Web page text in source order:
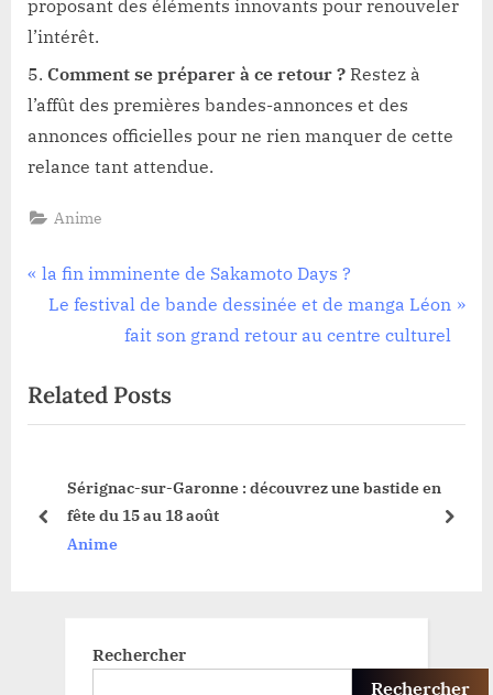
proposant des éléments innovants pour renouveler
l’intérêt.
Comment se préparer à ce retour ? Restez à
l’affût des premières bandes-annonces et des
annonces officielles pour ne rien manquer de cette
relance tant attendue.
Anime
Navigation
P
i
o
P
la fin imminente de Sakamoto Days ?
N
t
P
Le festival de bande dessinée et de manga Léon
fait son grand retour au centre culturel
Related Posts
Sérignac-sur-Garonne : découvrez une bastide en
fête du 15 au 18 août
Anime
prev next
Rechercher
Rechercher